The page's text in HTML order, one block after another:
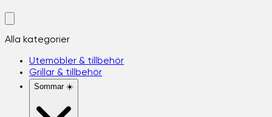
Alla kategorier
Utemöbler & tillbehör
Grillar & tillbehör
Sommar ☀️